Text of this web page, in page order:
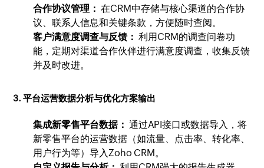
合作协议管理： 在CRM中存储与核心渠道的合作协
议、联系人信息和关键条款，方便随时查阅。
客户满意度调查与反馈： 利用CRM的调查问卷功
能，定期对渠道合作伙伴进行满意度调查，收集反馈
并及时改进。
3. 平台运营数据分析与优化方案输出
集成新零售平台数据： 通过API接口或数据导入，将
新零售平台的运营数据（如流量、点击率、转化率、
用户行为等）导入Zoho CRM。